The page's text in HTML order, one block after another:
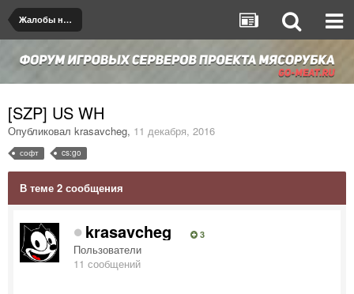
Жалобы на игроков/админов
[SZP] US WH
Опубликовал krasavcheg, 11 декабря, 2016
софт cs:go
В теме 2 сообщения
krasavcheg 3
Пользователи
11 сообщений